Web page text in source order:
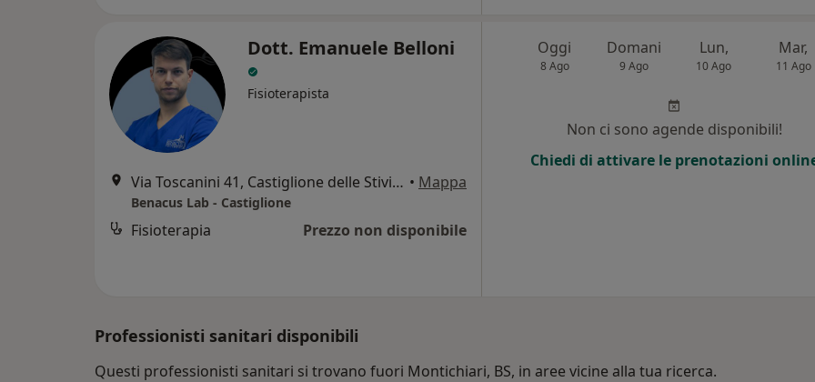
Dott. Emanuele Belloni
Fisioterapista
Via Toscanini 41, Castiglione delle Stiviere • Mappa
Benacus Lab - Castiglione
Fisioterapia Prezzo non disponibile
Oggi
8 Ago
Domani
9 Ago
Lun,
10 Ago
Mar,
11 Ago
Non ci sono agende disponibili!
Chiedi di attivare le prenotazioni
Professionisti sanitari disponibili
Questi professionisti sanitari si trovano fuori Montichiari, BS, in aree vicine alla tua ricerca.